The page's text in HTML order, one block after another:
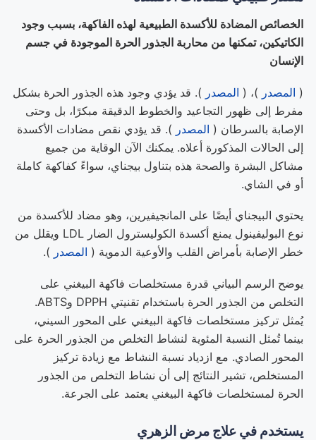
الخصائص المضادة للأكسدة الطبيعية لهذه الفاكهة، بسبب وجود
الكاتيكين، تمكنها من محاربة الجذور الحرة الموجودة في جسم
الإنسان
( المصدر )، ( المصدر ). قد يؤدي وجود هذه الجذور الحرة بشكل
مفرط إلى ظهور التجاعيد والخطوط الدقيقة مبكرًا، بل وحتى
الإصابة بالسرطان ( المصدر ). قد يؤدي نقص مضادات الأكسدة
إلى الحالات المذكورة أعلاه. يمكنك الآن الوقاية من جميع
مشاكل البشرة والصحة هذه بتناول بيجناي، سواءً كفاكهة كاملة
أو في الشاي.
يحتوي البيجناي أيضًا على المانجيفيرين، وهو مضاد للأكسدة من
نوع البوليفينول يمنع أكسدة الكوليسترول الضار LDL ويقلل من
خطر الإصابة بأمراض القلب والأوعية الدموية ( المصدر ).
يوضح الرسم البياني قدرة مستخلصات فاكهة البيغني على
التخلص من الجذور الحرة باستخدام تقنيتي DPPH وABTS.
يُمثل تركيز مستخلصات فاكهة البيغني على المحور السيني،
بينما تُمثل النسبة المئوية لنشاط التخلص من الجذور الحرة على
المحور الصادي. مع ازدياد نسبة النشاط مع زيادة تركيز
المستخلص، تشير النتائج إلى أن نشاط التخلص من الجذور
الحرة لمستخلصات فاكهة البيغني يعتمد على الجرعة.
يستخدم في علاج مرض الزهري